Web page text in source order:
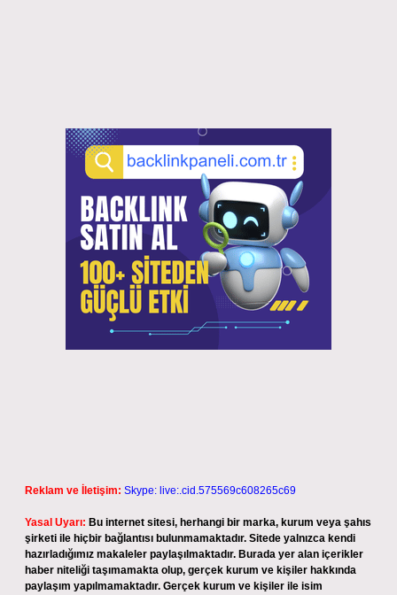
Reklam ve İletişim: Skype: live:.cid.575569c608265c69
Yasal Uyarı: Bu internet sitesi, herhangi bir marka, kurum veya şahıs
şirketi ile hiçbir bağlantısı bulunmamaktadır. Sitede yalnızca kendi
hazırladığımız makaleler paylaşılmaktadır. Burada yer alan içerikler
haber niteliği taşımamakta olup, gerçek kurum ve kişiler hakkında
paylaşım yapılmamaktadır. Gerçek kurum ve kişiler ile isim